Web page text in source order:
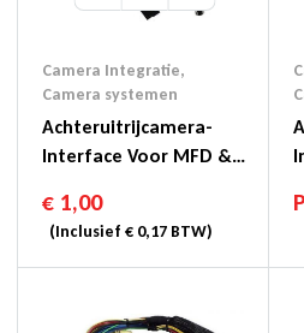
Camera Integratie,
Camera systemen
Achteruitrijcamera-
Interface Voor MFD &
Navigatiesystemen
€ 1,00
(Inclusief € 0,17 BTW)